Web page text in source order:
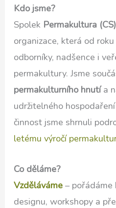
Kdo jsme?
Spolek Permakultura (CS)
organizace, která od
odborníky, nadšence i
permakultury. Jsme
permakulturního hnutía
udržitelného
činnost jsme shrnuli
letému výročí
Co děláme?
Vzděláváme – pořádáme
designu, workshopy a